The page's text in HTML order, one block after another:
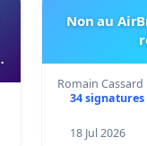
Non au
Romain Cassard
34 signatures
18 Jul 2026